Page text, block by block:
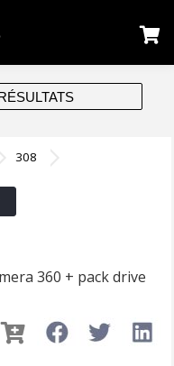
308
360 + pack drive